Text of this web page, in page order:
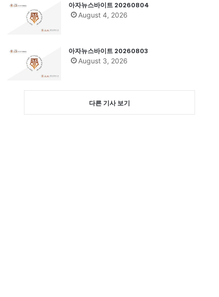
아자뉴스바이트 20260804
August 4, 2026
아자뉴스바이트 20260803
August 3, 2026
다른 기사 보기